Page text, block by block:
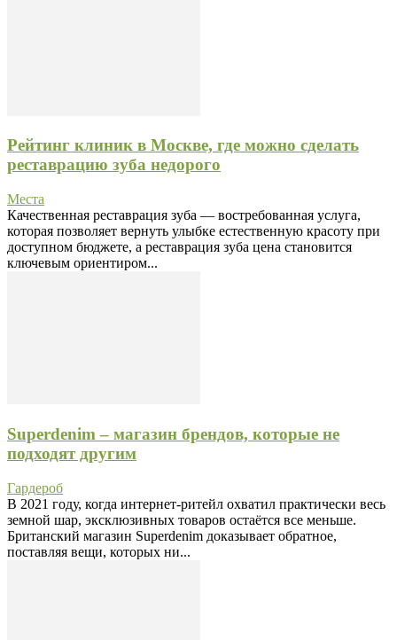
Рейтинг клиник в Москве, где можно сделать
реставрацию зуба недорого
Места
Качественная реставрация зуба — востребованная услуга,
которая позволяет вернуть улыбке естественную красоту при
доступном бюджете, а реставрация зуба цена становится
ключевым ориентиром...
Superdenim – магазин брендов, которые не
подходят другим
Гардероб
В 2021 году, когда интернет-ритейл охватил практически весь
земной шар, эксклюзивных товаров остаётся все меньше.
Британский магазин Superdenim доказывает обратное,
поставляя вещи, которых ни...